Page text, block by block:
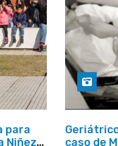
para
Niñez
caso de